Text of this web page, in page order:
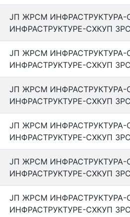
ЈП ЖРСМ ИНФРАСТРУКТУРА-
ИНФРАСТРУКТУРЕ-СХКУП
ЈП ЖРСМ ИНФРАСТРУКТУРА-
ИНФРАСТРУКТУРЕ-СХКУП
ЈП ЖРСМ ИНФРАСТРУКТУРА-
ИНФРАСТРУКТУРЕ-СХКУП
ЈП ЖРСМ ИНФРАСТРУКТУРА-
ИНФРАСТРУКТУРЕ-СХКУП
ЈП ЖРСМ ИНФРАСТРУКТУРА-
ИНФРАСТРУКТУРЕ-СХКУП
ЈП ЖРСМ ИНФРАСТРУКТУРА-
ИНФРАСТРУКТУРЕ-СХКУП